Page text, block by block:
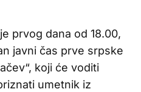
prvog dana od 18.00,
javni čas prve srpske
koji će voditi
umetnik iz